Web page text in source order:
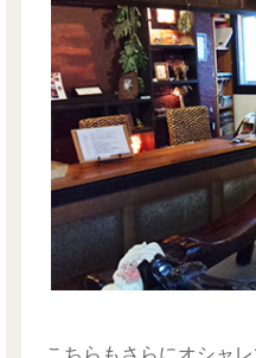
こちらもさらにオシャ